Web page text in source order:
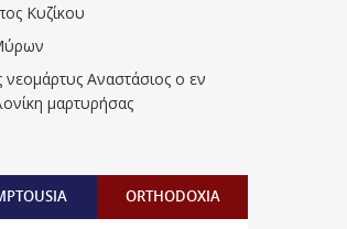
Κυζίκου
νεομάρτυς Αναστάσιος ο εν
μαρτυρήσας
ORTHODOXIA